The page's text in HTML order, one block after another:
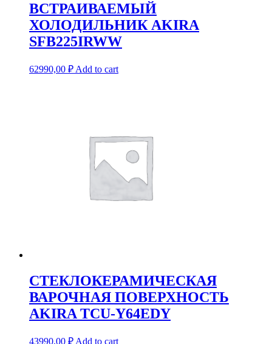
ВСТРАИВАЕМЫЙ
ХОЛОДИЛЬНИК AKIRA
SFB225IRWW
62990,00 ₽ Add to cart
СТЕКЛОКЕРАМИЧЕСКАЯ
ВАРОЧНАЯ ПОВЕРХНОСТЬ
AKIRA TCU-Y64EDY
43990,00 ₽ Add to cart